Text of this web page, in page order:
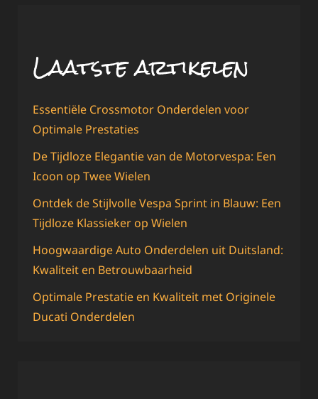
Laatste artikelen
Essentiële Crossmotor Onderdelen voor
Optimale Prestaties
De Tijdloze Elegantie van de Motorvespa: Een
Icoon op Twee Wielen
Ontdek de Stijlvolle Vespa Sprint in Blauw: Een
Tijdloze Klassieker op Wielen
Hoogwaardige Auto Onderdelen uit Duitsland:
Kwaliteit en Betrouwbaarheid
Optimale Prestatie en Kwaliteit met Originele
Ducati Onderdelen